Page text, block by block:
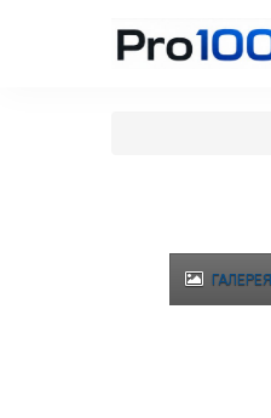
ГАЛЕРЕЯ